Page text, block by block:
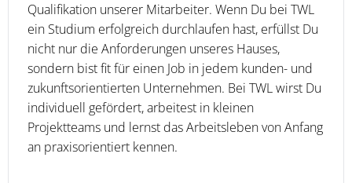
Qualifikation unserer Mitarbeiter. Wenn Du bei TWL
ein Studium erfolgreich durchlaufen hast, erfüllst Du
nicht nur die Anforderungen unseres Hauses,
sondern bist fit für einen Job in jedem kunden- und
zukunftsorientierten Unternehmen. Bei TWL wirst Du
individuell gefördert, arbeitest in kleinen
Projektteams und lernst das Arbeitsleben von Anfang
an praxisorientiert kennen.